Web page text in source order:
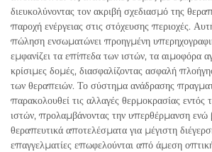
διευκολύνοντας τον ακριβή σχεδιασμό της
παροχή ενέργειας στις στόχευσης περιοχές.
πώληση ενσωματώνει προηγμένη
εμφανίζει τα επίπεδα των ιστών, τα αιμοφόρα
κρίσιμες δομές, διασφαλίζοντας ασφαλή
των θεραπειών. Το σύστημα ανάδρασης
παρακολουθεί τις αλλαγές θερμοκρασίας
ιστών, προλαμβάνοντας την υπερθέρμανση ενώ
θεραπευτικά αποτελέσματα για μέγιστη
επαγγελματίες επωφελούνται από άμεση